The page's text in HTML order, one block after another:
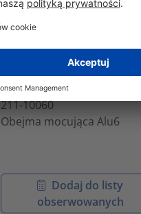
ALU6-AL-NA
211-10060
Obejma mocująca Alu6
Dodaj do listy
obserwowanych